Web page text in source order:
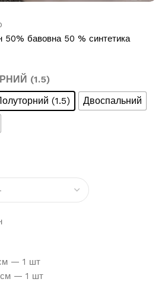
50% бавовна 50 % синтетика
(1.5)
(1.5)
Двоспальний
— 1 шт
см — 1 шт